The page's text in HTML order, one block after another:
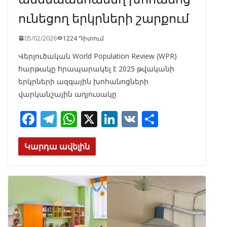
ունեցող երկրների շարքում
05/02/2026 1224 Դիտում
Վերլուծական World Population Review (WPR)
հարթակը հրապարակել է 2025 թվականի
երկրների ազգային խոհանոցների
վարկանշային աղյուսակը
F
ac
e
o
o
k
T
el
e
a
m
W
h
at
A
p
p
X Li
dI
V
Կարդա ավելին